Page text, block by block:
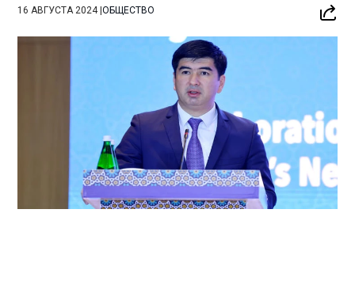
16 АВГУСТА 2024|ОБЩЕСТВО